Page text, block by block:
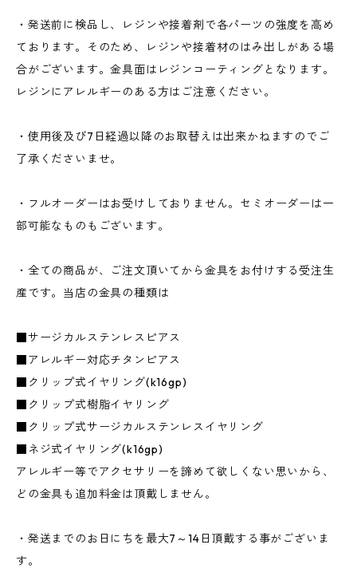
・発送前に検品し、レジンや接着剤で各パーツの強度を高め
ております。そのため、レジンや接着材のはみ出しがある場
合がございます。金具面はレジンコーティングとなります。
レジンにアレルギーのある方はご注意ください。
・使用後及び7日経過以降のお取替えは出来かねますのでご
了承くださいませ。
・フルオーダーはお受けしておりません。セミオーダーは一
部可能なものもございます。
・全ての商品が、ご注文頂いてから金具をお付けする受注生
産です。当店の金具の種類は
■サージカルステンレスピアス
■アレルギー対応チタンピアス
■クリップ式イヤリング(k16gp)
■クリップ式樹脂イヤリング
■クリップ式サージカルステンレスイヤリング
■ネジ式イヤリング(k16gp)
アレルギー等でアクセサリーを諦めて欲しくない思いから、
どの金具も追加料金は頂戴しません。
・発送までのお日にちを最大7～14日頂戴する事がございま
す。